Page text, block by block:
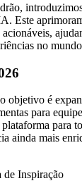
Este
no
objetivo é
para
para
ainda mais
Inspiração